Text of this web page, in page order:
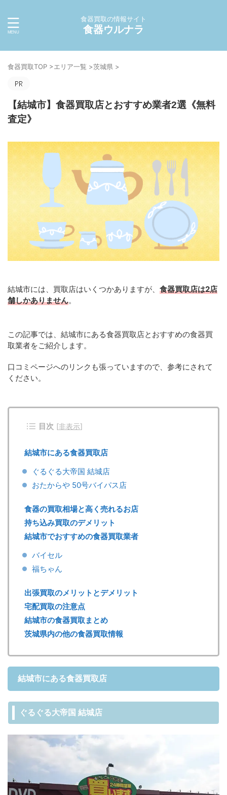
食器買取の情報サイト
食器ウルナラ
食器買取TOP >エリア一覧 >茨城県 >
【結城市】食器買取店とおすすめ業者2選《無料
査定》
結城市には、買取店はいくつかありますが、 食器買取店は2店
舗しかありません。
この記事では、結城市にある食器買取店とおすすめの食器買
取業者をご紹介します。
口コミページへのリンクも張っていますので、参考にされて
ください。
目次 [非表示]
結城市にある食器買取店
ぐるぐる大帝国 結城店
おたからや 50号バイパス店
食器の買取相場と高く売れるお店
持ち込み買取のデメリット
結城市でおすすめの食器買取業者
バイセル
福ちゃん
出張買取のメリットとデメリット
宅配買取の注意点
結城市の食器買取まとめ
茨城県内の他の食器買取情報
結城市にある食器買取店
ぐるぐる大帝国 結城店